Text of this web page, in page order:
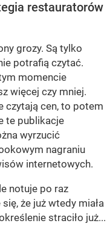
restauratorów
grozy. Są tylko
potrafią czytać.
momencie
więcej czy mniej.
czytają cen, to potem
te publikacje
wyrzucić
nagraniu
internetowych.
notuje po raz
że już wtedy miała
straciło już...